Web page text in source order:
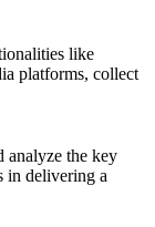
like
platforms, collect
analyze the key
in delivering a